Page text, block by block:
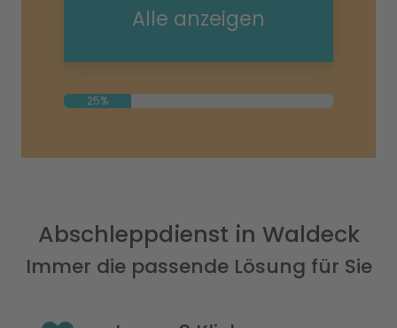
Alle anzeigen
25%
Abschleppdienst in Waldeck
Immer die passende Lösung für Sie